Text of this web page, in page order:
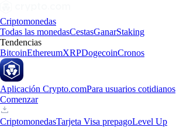
Criptomonedas
Todas las monedasCestasGanarStaking
Tendencias
BitcoinEthereumXRPDogecoinCronos
Aplicación Crypto.comPara usuarios cotidianos
Comenzar
CriptomonedasTarjeta Visa prepagoLevel Up